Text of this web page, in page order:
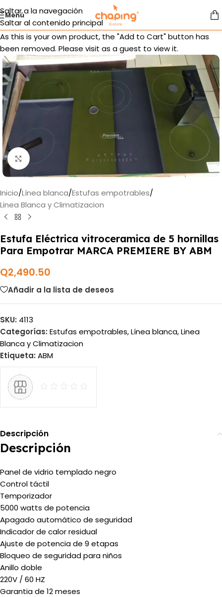
Saltar a la navegación
Saltar al contenido principal
Menú
As this is your own product, the "Add to Cart" button has
been removed. Please visit as a guest to view it.
Haga clic para ampliar
Inicio/Línea blanca/Estufas empotrables/
Linea Blanca y Climatizacion
Estufa Eléctrica vitroceramica de 5 hornillas
Para Empotrar MARCA PREMIERE BY ABM
Q2,490.50
Añadir a la lista de deseos
SKU: 4113
Categorías: Estufas empotrables,Línea blanca,Linea
Blanca y Climatizacion
Etiqueta: ABM
Descripción
Descripción
Panel de vidrio templado negro
Control táctil
Temporizador
5000 watts de potencia
Apagado automático de seguridad
Indicador de calor residual
Ajuste de potencia de 9 etapas
Bloqueo de seguridad para niños
Anillo doble
220V / 60 HZ
Garantia de 12 meses